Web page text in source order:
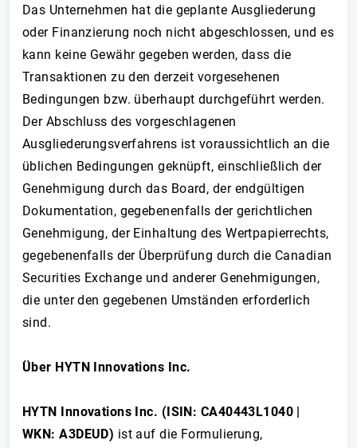
Das Unternehmen hat die geplante Ausgliederung
oder Finanzierung noch nicht abgeschlossen, und es
kann keine Gewähr gegeben werden, dass die
Transaktionen zu den derzeit vorgesehenen
Bedingungen bzw. überhaupt durchgeführt werden.
Der Abschluss des vorgeschlagenen
Ausgliederungsverfahrens ist voraussichtlich an die
üblichen Bedingungen geknüpft, einschließlich der
Genehmigung durch das Board, der endgültigen
Dokumentation, gegebenenfalls der gerichtlichen
Genehmigung, der Einhaltung des Wertpapierrechts,
gegebenenfalls der Überprüfung durch die Canadian
Securities Exchange und anderer Genehmigungen,
die unter den gegebenen Umständen erforderlich
sind.
Über HYTN Innovations Inc.
HYTN Innovations Inc. (ISIN: CA40443L1040 |
WKN: A3DEUD) ist auf die Formulierung,